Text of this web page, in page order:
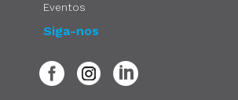
Eventos
Siga-nos